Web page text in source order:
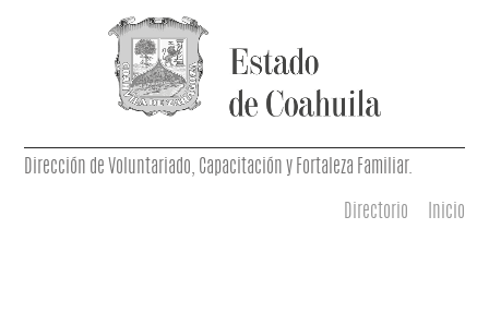
Dirección de Voluntariado, Capacitación y Fortaleza Familiar.
Directorio Inicio